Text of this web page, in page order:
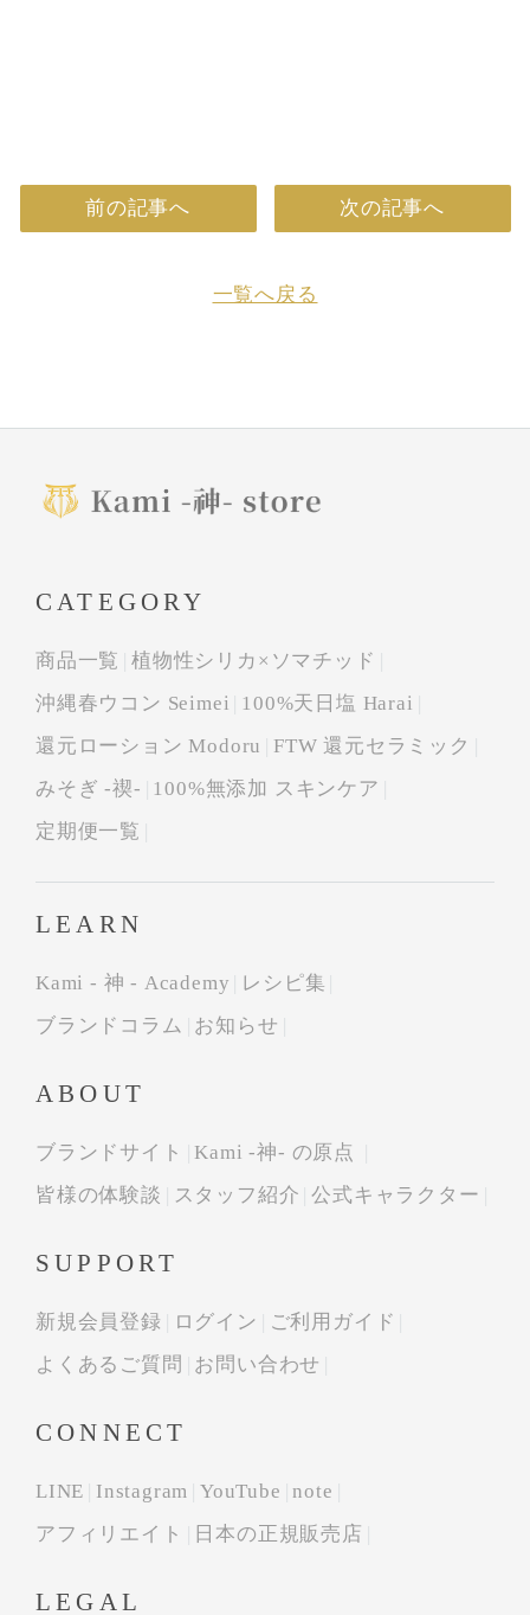
前の記事へ
一覧へ戻る
次の記事へ
CATEGORY
商品一覧
植物性シリカ×ソマチッド
沖縄春ウコン Seimei
100%天日塩 Harai
還元ローション Modoru
FTW 還元セラミック
みそぎ -禊-
100%無添加 スキンケア
定期便一覧
LEARN
Kami - 神 - Academy
レシピ集
ブランドコラム
お知らせ
ABOUT
ブランドサイト
Kami -神- の原点
皆様の体験談
スタッフ紹介 公式キャラクター
SUPPORT
新規会員登録 ログイン
ご利用ガイド
よくあるご質問
お問い合わせ
CONNECT
LINE Instagram YouTube
note
アフィリエイト
日本の正規販売店
LEGAL